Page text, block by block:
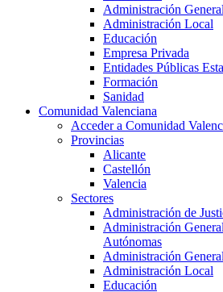
Administración
Administración Local
Educación
Empresa Privada
Entidades Públicas
Formación
Sanidad
Comunidad Valenciana
Acceder a Comunidad
Provincias
Alicante
Castellón
Valencia
Sectores
Administración de
Administración
Autónomas
Administración
Administración Local
Educación